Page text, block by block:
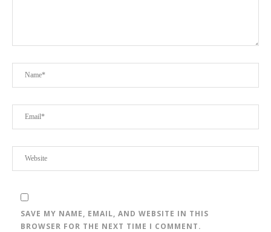
SAVE MY NAME, EMAIL, AND WEBSITE IN THIS
BROWSER FOR THE NEXT TIME I COMMENT.